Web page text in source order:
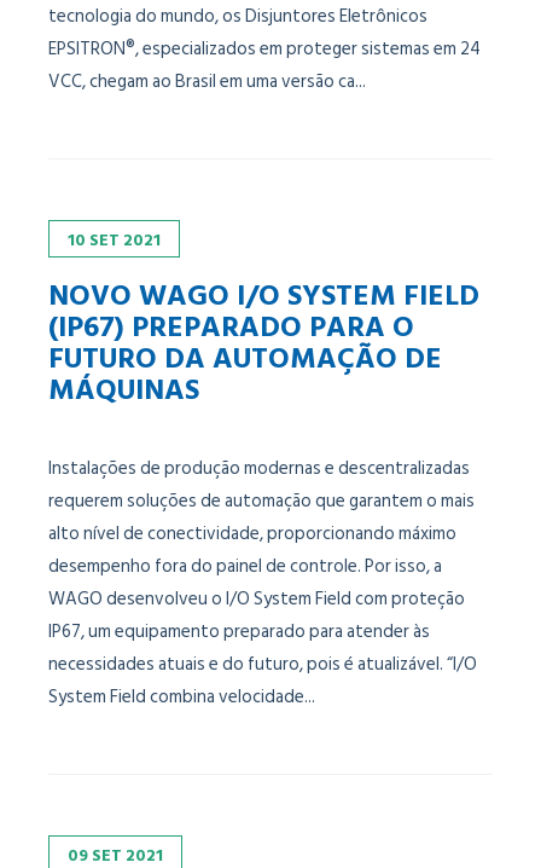
tecnologia do mundo, os Disjuntores Eletrônicos
EPSITRON®, especializados em proteger sistemas em 24
VCC, chegam ao Brasil em uma versão ca...
10 SET 2021
NOVO WAGO I/O SYSTEM FIELD
(IP67) PREPARADO PARA O
FUTURO DA AUTOMAÇÃO DE
MÁQUINAS
Instalações de produção modernas e descentralizadas
requerem soluções de automação que garantem o mais
alto nível de conectividade, proporcionando máximo
desempenho fora do painel de controle. Por isso, a
WAGO desenvolveu o I/O System Field com proteção
IP67, um equipamento preparado para atender às
necessidades atuais e do futuro, pois é atualizável. “I/O
System Field combina velocidade...
09SET 2021